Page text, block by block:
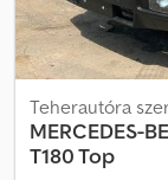
Teherautóra
MERCEDES-
T180 Top